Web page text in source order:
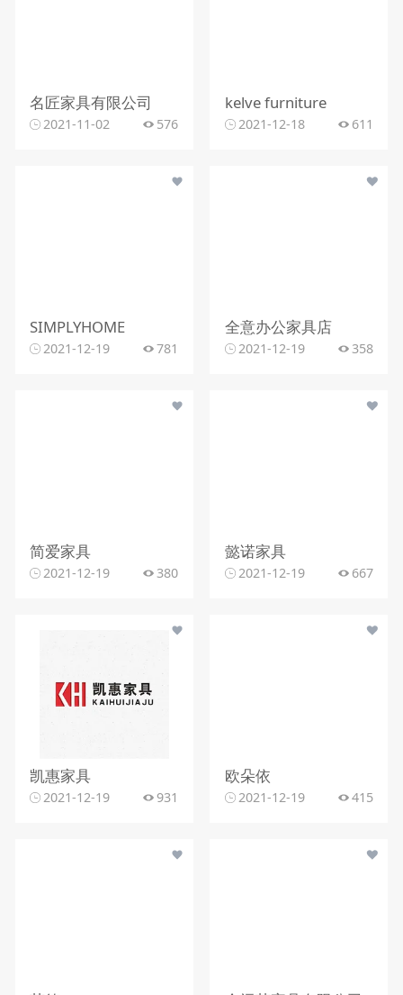
名匠家具有限公司
2021-11-02 576
kelve furniture
2021-12-18 611
SIMPLYHOME
2021-12-19 781
全意办公家具店
2021-12-19 358
简爱家具
2021-12-19 380
懿诺家具
2021-12-19 667
凯惠家具
2021-12-19 931
欧朵依
2021-12-19 415